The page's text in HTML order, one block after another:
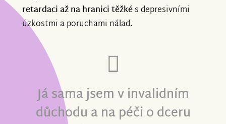
retardaci až na hranici těžkés depresivními
úzkostmi a poruchami nálad.
Já sama jsem v invalidním
důchodu a na péči o dceru